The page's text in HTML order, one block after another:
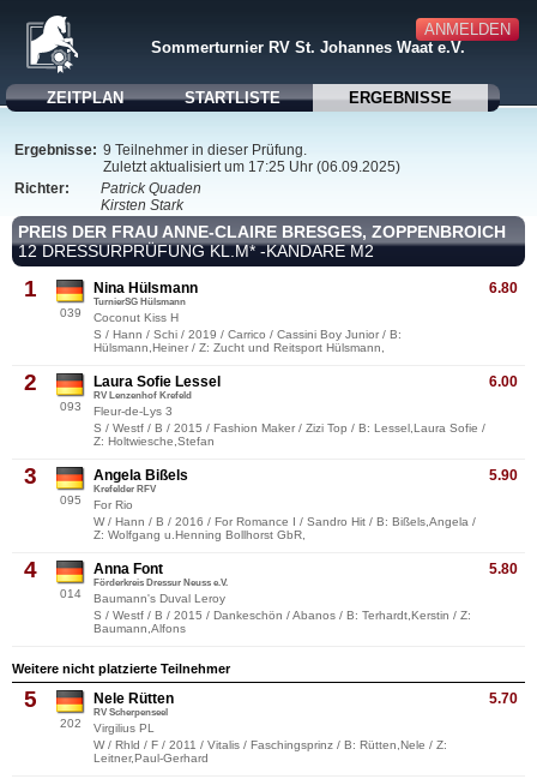
ANMELDEN
Sommerturnier RV St. Johannes Waat e.V.
ZEITPLAN STARTLISTE ERGEBNISSE
Ergebnisse: 9 Teilnehmer in dieser Prüfung.
Zuletzt aktualisiert um 17:25 Uhr (06.09.2025)
Richter:
Patrick Quaden
Kirsten Stark
PREIS DER FRAU ANNE-CLAIRE BRESGES, ZOPPENBROICH
12 DRESSURPRÜFUNG KL.M* -KANDARE M2
1
039
6.80
Nina Hülsmann
TurnierSG Hülsmann
Coconut Kiss H
S / Hann / Schi / 2019 / Carrico / Cassini Boy Junior / B:
Hülsmann,Heiner / Z: Zucht und Reitsport Hülsmann,
2
093
6.00
Laura Sofie Lessel
RV Lenzenhof Krefeld
Fleur-de-Lys 3
S / Westf / B / 2015 / Fashion Maker / Zizi Top / B: Lessel,Laura Sofie /
Z: Holtwiesche,Stefan
3
095
5.90
Angela Bißels
Krefelder RFV
For Rio
W / Hann / B / 2016 / For Romance I / Sandro Hit / B: Bißels,Angela /
Z: Wolfgang u.Henning Bollhorst GbR,
4
014
5.80
Anna Font
Förderkreis Dressur Neuss e.V.
Baumann's Duval Leroy
S / Westf / B / 2015 / Dankeschön / Abanos / B: Terhardt,Kerstin / Z:
Baumann,Alfons
Weitere nicht platzierte Teilnehmer
5
202
5.70
Nele Rütten
RV Scherpenseel
Virgilius PL
W / Rhld / F / 2011 / Vitalis / Faschingsprinz / B: Rütten,Nele / Z:
Leitner,Paul-Gerhard